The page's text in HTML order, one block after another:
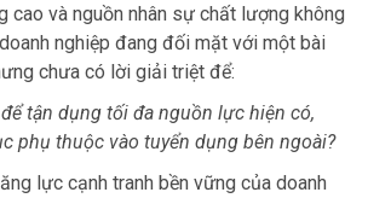
cao và nguồn nhân sự chất lượng không
nghiệp đang đối mặt với một bài
chưa có lời giải triệt để:
tận dụng tối đa nguồn lực hiện có,
phụ thuộc vào tuyển dụng bên ngoài?
lực cạnh tranh bền vững của doanh